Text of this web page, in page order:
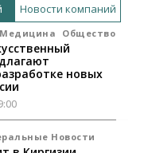
Новости компаний
Медицина Общество
новых
Новости